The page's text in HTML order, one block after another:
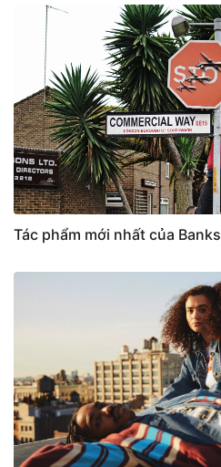
Tác phẩm mới nhất của